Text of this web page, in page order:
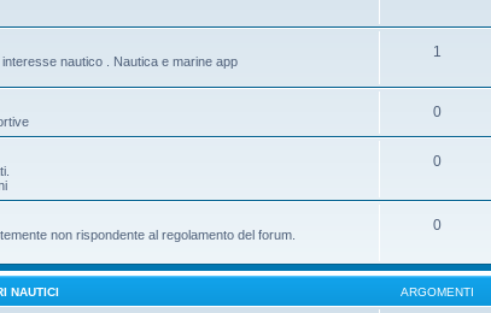
nautico . Nautica e marine app
1
0
0
non rispondente al regolamento del forum.
0
NAUTICI ARGOMENTI